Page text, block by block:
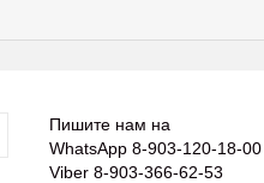
Пишите нам на
WhatsApp 8-903-120-18-00
Viber 8-903-366-62-53